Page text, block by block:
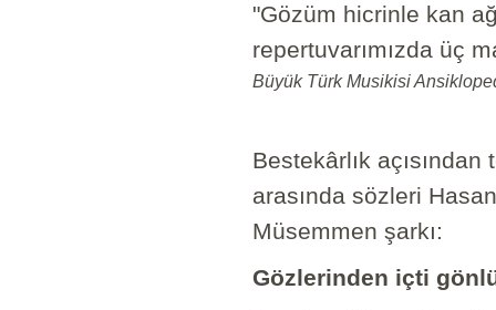
"Gözüm hicrinle kan
repertuvarımızda üç
Büyük Türk Musikisi
Bestekârlık
arasında sözleri
Müsemmen şarkı:
Gözlerinden içti